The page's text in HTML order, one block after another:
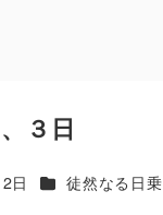
３日
日 カテゴリー
徒然なる日乗